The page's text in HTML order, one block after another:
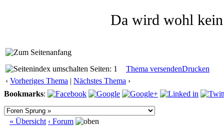
Da wird wohl kein
Seiten: 1 Thema versendenDrucken
‹ Vorheriges Thema | Nächstes Thema ›
Bookmarks:
« Übersicht ‹ Forum